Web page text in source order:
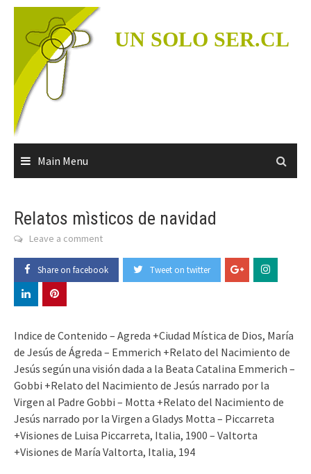
Skip
content
UN SOLO SER.CL
Main Menu
Relatos mìsticos de navidad
Leave a comment
Share on facebook Tweet on twitter
Indice de Contenido – Agreda +Ciudad Mística de Dios, María
de Jesús de Ágreda – Emmerich +Relato del Nacimiento de
Jesús según una visión dada a la Beata Catalina Emmerich –
Gobbi +Relato del Nacimiento de Jesús narrado por la
Virgen al Padre Gobbi – Motta +Relato del Nacimiento de
Jesús narrado por la Virgen a Gladys Motta – Piccarreta
+Visiones de Luisa Piccarreta, Italia, 1900 – Valtorta
+Visiones de María Valtorta, Italia, 194